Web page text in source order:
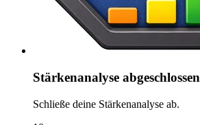
Stärkenanalyse abgeschlossen
Schließe deine Stärkenanalyse ab.